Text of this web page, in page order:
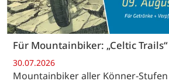
Für Mountainbiker: „Celtic
30.07.2026
Mountainbiker aller Könner-